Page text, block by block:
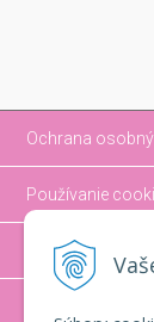
Ochrana
Používanie
Možnosti platby